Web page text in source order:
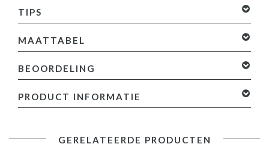
TIPS
MAATTABEL
BEOORDELING
toevoegen
PRODUCT INFORMATIE
GERELATEERDE PRODUCTEN